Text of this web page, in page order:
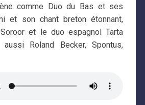
comme Duo du Bas et ses
et son chant breton étonnant,
Soroor et le duo espagnol Tarta
Roland Becker, Spontus,